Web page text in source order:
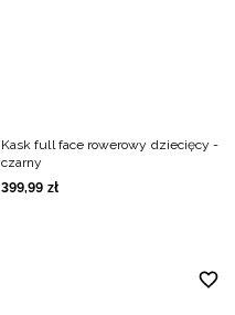
Kask full face rowerowy dziecięcy -
czarny
399,99 zł